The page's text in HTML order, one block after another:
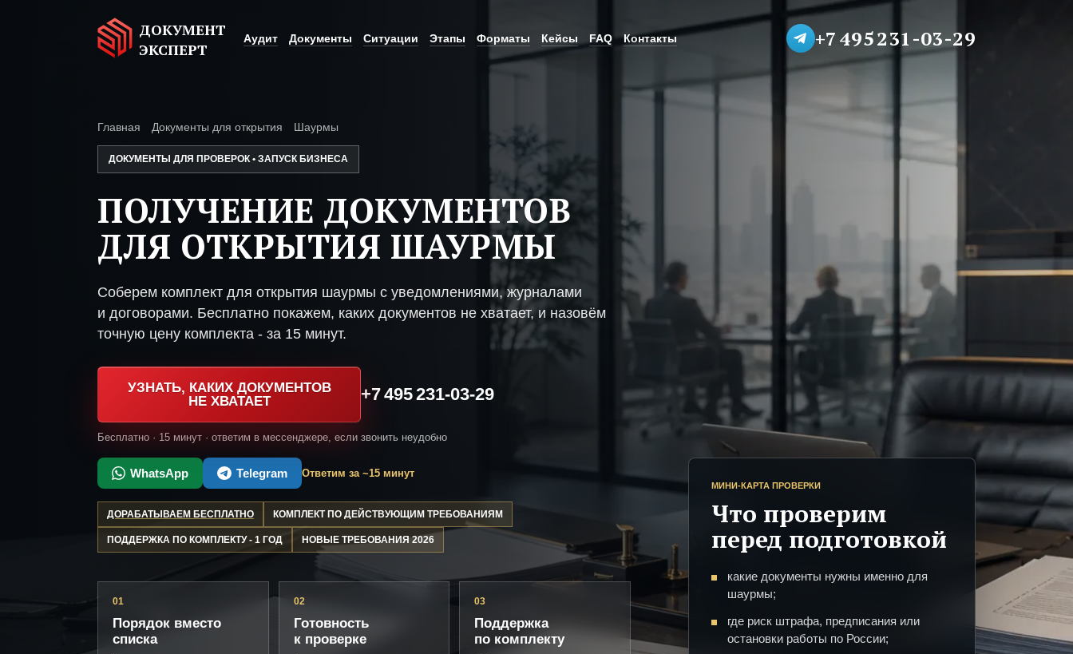
ДОКУМЕНТ
ЭКСПЕРТ
Аудит Документы Ситуации Этапы Форматы Кейсы FAQ Контакты +7 495 231-03-29
Главная Документы для открытия Шаурмы
ДОКУМЕНТЫ ДЛЯ ПРОВЕРОК • ЗАПУСК БИЗНЕСА
ПОЛУЧЕНИЕ ДОКУМЕНТОВ
ДЛЯ ОТКРЫТИЯ ШАУРМЫ
Соберем комплект для открытия шаурмы с уведомлениями, журналами
и договорами. Бесплатно покажем, каких документов не хватает, и назовём
точную цену комплекта - за 15 минут.
УЗНАТЬ, КАКИХ ДОКУМЕНТОВ
НЕ ХВАТАЕТ
+7 495 231-03-29
Бесплатно · 15 минут · ответим в мессенджере, если звонить неудобно
WhatsApp Telegram Ответим за ~15 минут
ДОРАБАТЫВАЕМ БЕСПЛАТНО КОМПЛЕКТ ПО ДЕЙСТВУЮЩИМ ТРЕБОВАНИЯМ
ПОДДЕРЖКА ПО КОМПЛЕКТУ - 1 ГОД НОВЫЕ ТРЕБОВАНИЯ 2026
01
Порядок вместо
списка
02
Готовность
к проверке
03
Поддержка
по комплекту
МИНИ-КАРТА ПРОВЕРКИ
Что проверим
перед подготовкой
какие документы нужны именно для
шаурмы;
где риск штрафа, предписания или
остановки работы по России;